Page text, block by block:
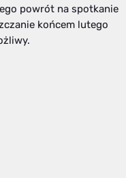
powrót na spotkanie
końcem lutego